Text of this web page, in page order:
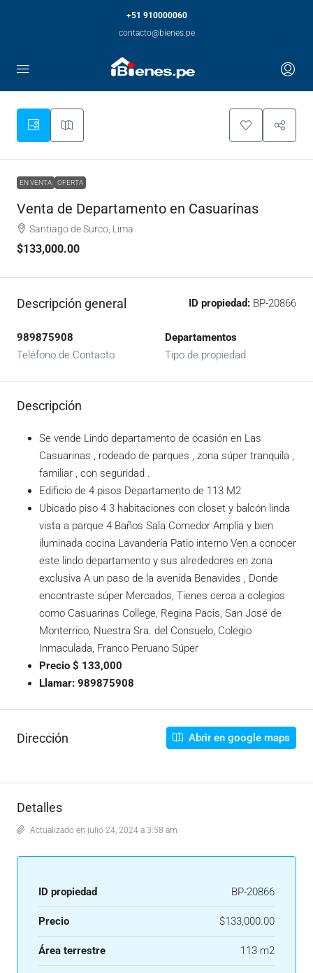
+51 910000060
contacto@bienes.pe
EN VENTA OFERTA
Venta de Departamento en Casuarinas
Santiago de Surco, Lima
$133,000.00
Descripción general ID propiedad: BP-20866
989875908
Teléfono de Contacto
Departamentos
Tipo de propiedad
Descripción
Se vende Lindo departamento de ocasión en Las
Casuarinas , rodeado de parques , zona súper tranquila ,
familiar , con seguridad .
Edificio de 4 pisos Departamento de 113 M2
Ubicado piso 4 3 habitaciones con closet y balcón linda
vista a parque 4 Baños Sala Comedor Amplia y bien
iluminada cocina Lavandería Patio interno Ven a conocer
este lindo departamento y sus alrededores en zona
exclusiva A un paso de la avenida Benavides , Donde
encontraste súper Mercados, Tienes cerca a colegios
como Casuarinas College, Regina Pacis, San José de
Monterrico, Nuestra Sra. del Consuelo, Colegio
Inmaculada, Franco Peruano Súper
Precio $ 133,000
Llamar: 989875908
Dirección Abrir en google maps
Detalles
Actualizado en julio 24, 2024 a 3:58 am
ID propiedad BP-20866
Precio $133,000.00
Área terrestre 113 m2